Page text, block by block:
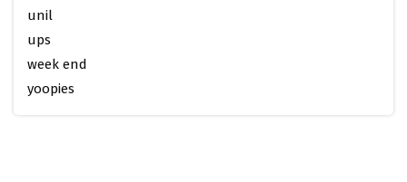
unil
ups
week end
yoopies